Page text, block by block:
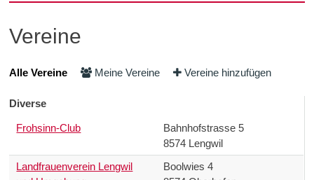
Vereine
Alle Vereine Meine Vereine Vereine hinzufügen
Diverse
Frohsinn-Club
Bahnhofstrasse 5
8574 Lengwil
Landfrauenverein Lengwil
Boolwies 4